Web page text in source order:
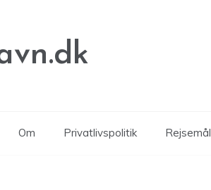
Om Privatlivspolitik Rejsemål